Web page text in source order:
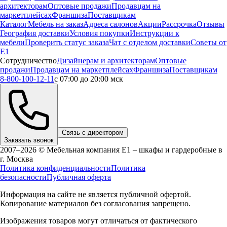
архитекторамОптовые продажиПродавцам на
маркетплейсахФраншизаПоставщикам
КаталогМебель на заказАдреса салоновАкцииРассрочкаОтзывы
География доставкиУсловия покупкиИнструкции к
мебелиПроверить статус заказаЧат с отделом доставкиСоветы от
Е1
СотрудничествоДизайнерам и архитекторамОптовые
продажиПродавцам на маркетплейсахФраншизаПоставщикам
8-800-100-12-11с 07:00 до 20:00 мск
Заказать звонок
Связь с директором
2007–2026 © Мебельная компания Е1 – шкафы и гардеробные в
г. Москва
Политика конфиденциальностиПолитика
безопасностиПубличная оферта
Информация на сайте не является публичной офертой.
Копирование материалов без согласования запрещено.
Изображения товаров могут отличаться от фактического